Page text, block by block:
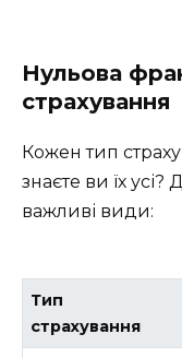
Нульова
страхування
Кожен тип
знаєте ви їх
важливі види:
Тип
страхування